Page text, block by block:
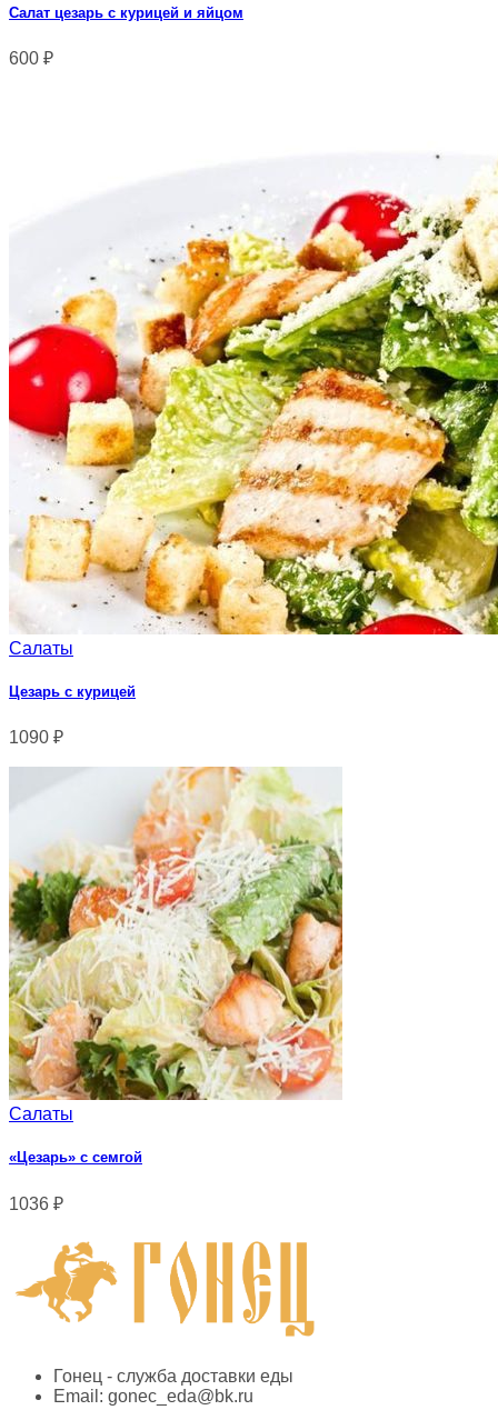
Салат цезарь с курицей и яйцом
600 ₽
Салаты
Цезарь с курицей
1090 ₽
Салаты
«Цезарь» с семгой
1036 ₽
Гонец - служба доставки еды
Email: gonec_eda@bk.ru